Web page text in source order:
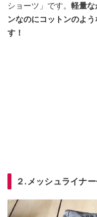
ショーツ」です。 軽量な
ンなのにコットンのよ
す！
２.メッシュライナ